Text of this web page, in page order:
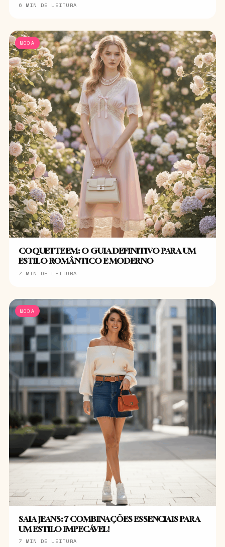
6 MIN DE LEITURA
MODA
COQUETTE EM: O GUIA DEFINITIVO PARA UM
ESTILO ROMÂNTICO E MODERNO
7 MIN DE LEITURA
MODA
SAIA JEANS: 7 COMBINAÇÕES ESSENCIAIS PARA
UM ESTILO IMPECÁVEL!
7 MIN DE LEITURA